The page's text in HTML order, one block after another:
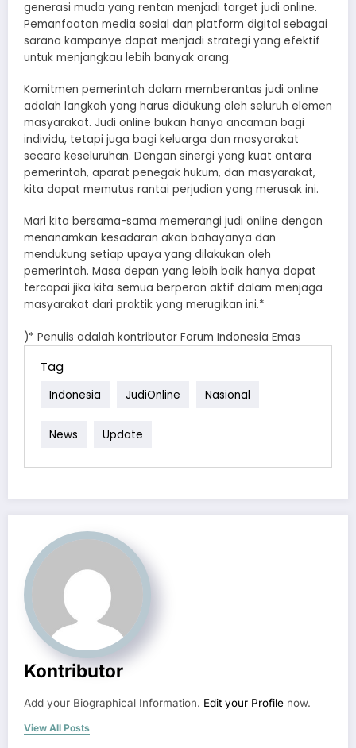
generasi muda yang rentan menjadi target judi online.
Pemanfaatan media sosial dan platform digital sebagai
sarana kampanye dapat menjadi strategi yang efektif
untuk menjangkau lebih banyak orang.
Komitmen pemerintah dalam memberantas judi online
adalah langkah yang harus didukung oleh seluruh elemen
masyarakat. Judi online bukan hanya ancaman bagi
individu, tetapi juga bagi keluarga dan masyarakat
secara keseluruhan. Dengan sinergi yang kuat antara
pemerintah, aparat penegak hukum, dan masyarakat,
kita dapat memutus rantai perjudian yang merusak ini.
Mari kita bersama-sama memerangi judi online dengan
menanamkan kesadaran akan bahayanya dan
mendukung setiap upaya yang dilakukan oleh
pemerintah. Masa depan yang lebih baik hanya dapat
tercapai jika kita semua berperan aktif dalam menjaga
masyarakat dari praktik yang merugikan ini.*
)* Penulis adalah kontributor Forum Indonesia Emas
Tag
Indonesia JudiOnline Nasional
News Update
Kontributor
Add your Biographical Information. Edit your Profile now.
View All Posts